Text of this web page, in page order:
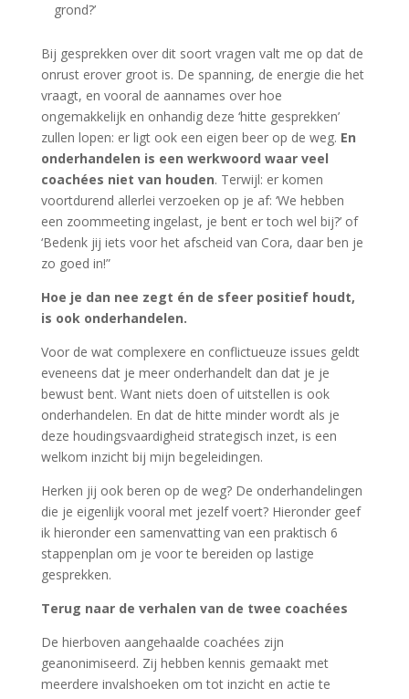
grond?’
Bij gesprekken over dit soort vragen valt me op dat de
onrust erover groot is. De spanning, de energie die het
vraagt, en vooral de aannames over hoe
ongemakkelijk en onhandig deze ‘hitte gesprekken’
zullen lopen: er ligt ook een eigen beer op de weg. En
onderhandelen is een werkwoord waar veel
coachées niet van houden. Terwijl: er komen
voortdurend allerlei verzoeken op je af: ‘We hebben
een zoommeeting ingelast, je bent er toch wel bij?’ of
‘Bedenk jij iets voor het afscheid van Cora, daar ben je
zo goed in!”
Hoe je dan nee zegt én de sfeer positief houdt,
is ook onderhandelen.
Voor de wat complexere en conflictueuze issues geldt
eveneens dat je meer onderhandelt dan dat je je
bewust bent. Want niets doen of uitstellen is ook
onderhandelen. En dat de hitte minder wordt als je
deze houdingsvaardigheid strategisch inzet, is een
welkom inzicht bij mijn begeleidingen.
Herken jij ook beren op de weg? De onderhandelingen
die je eigenlijk vooral met jezelf voert? Hieronder geef
ik hieronder een samenvatting van een praktisch 6
stappenplan om je voor te bereiden op lastige
gesprekken.
Terug naar de verhalen van de twee coachées
De hierboven aangehaalde coachées zijn
geanonimiseerd. Zij hebben kennis gemaakt met
meerdere invalshoeken om tot inzicht en actie te